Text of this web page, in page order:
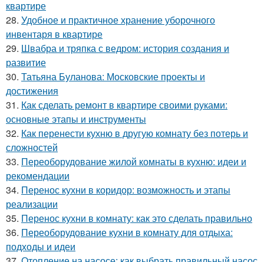
квартире
28. Удобное и практичное хранение уборочного
инвентаря в квартире
29. Швабра и тряпка с ведром: история создания и
развитие
30. Татьяна Буланова: Московские проекты и
достижения
31. Как сделать ремонт в квартире своими руками:
основные этапы и инструменты
32. Как перенести кухню в другую комнату без потерь и
сложностей
33. Переоборудование жилой комнаты в кухню: идеи и
рекомендации
34. Перенос кухни в коридор: возможность и этапы
реализации
35. Перенос кухни в комнату: как это сделать правильно
36. Переоборудование кухни в комнату для отдыха:
подходы и идеи